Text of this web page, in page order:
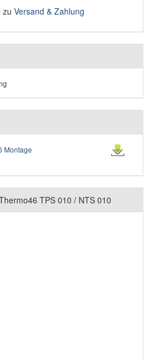
zu Versand & Zahlung
Montage
TPS 010 / NTS 010